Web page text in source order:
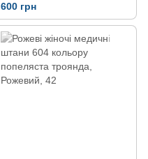
600 грн